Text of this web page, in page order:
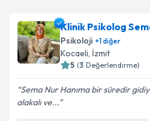
Klinik Psikolog
Psikoloji diğer
Kocaeli, İzmit
( Değerlendirme)
Sema Nur Hanıma bir süredir
alakalı ve...